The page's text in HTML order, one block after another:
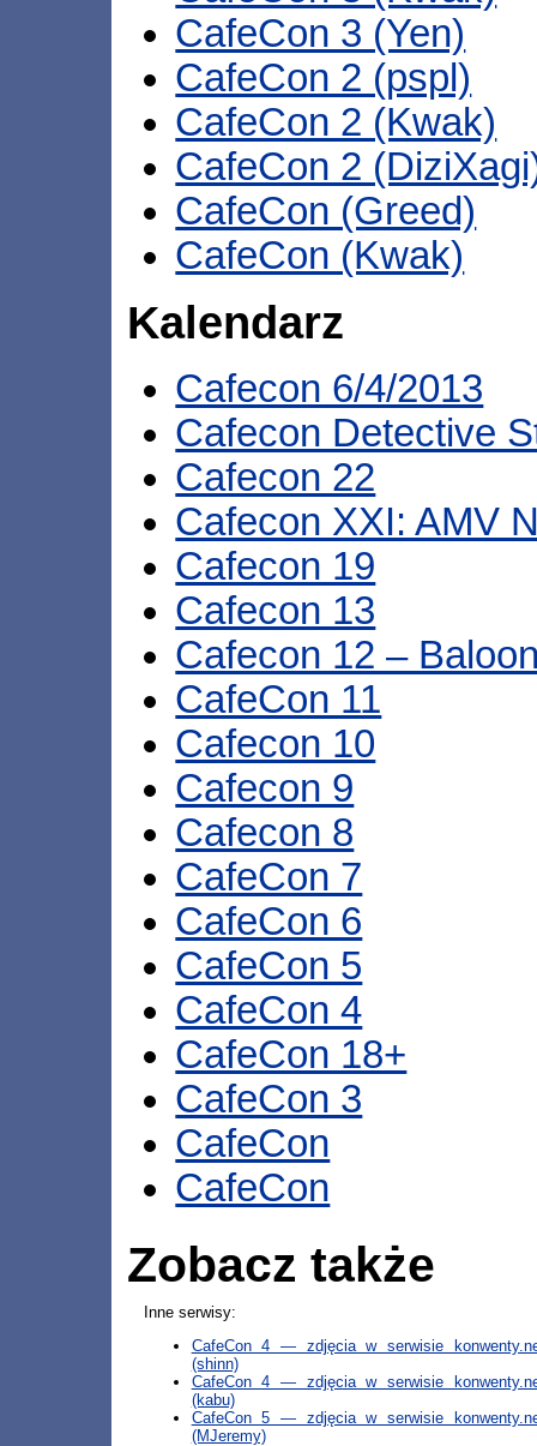
CafeCon 3 (Yen)
CafeCon 2 (pspl)
CafeCon 2 (Kwak)
CafeCon 2
CafeCon (Greed)
CafeCon (Kwak)
Kalendarz
Cafecon 6/4/2013
Cafecon Detective
Cafecon 22
Cafecon XXI: AMV
Cafecon 19
Cafecon 13
Cafecon 12 –
CafeCon 11
Cafecon 10
Cafecon 9
Cafecon 8
CafeCon 7
CafeCon 6
CafeCon 5
CafeCon 4
CafeCon 18+
CafeCon 3
CafeCon
CafeCon
Zobacz także
Inne serwisy:
CafeCon 4 — zdjęcia w serwisie
(shinn)
CafeCon 4 — zdjęcia w serwisie
(kabu)
CafeCon 5 — zdjęcia w serwisie
(MJeremy)